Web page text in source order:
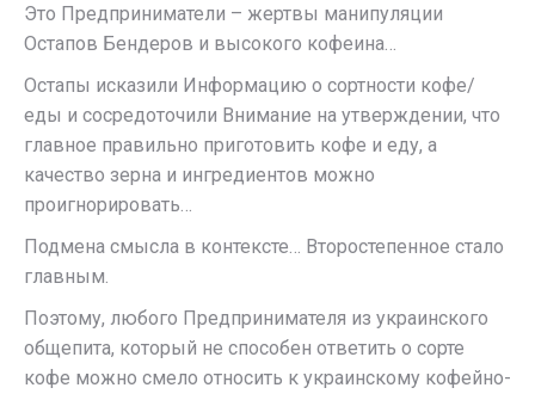
Это Предприниматели – жертвы манипуляции
Остапов Бендеров и высокого кофеина…
Остапы исказили Информацию о сортности кофе/
еды и сосредоточили Внимание на утверждении, что
главное правильно приготовить кофе и еду, а
качество зерна и ингредиентов можно
проигнорировать…
Подмена смысла в контексте… Второстепенное стало
главным.
Поэтому, любого Предпринимателя из украинского
общепита, который не способен ответить о сорте
кофе можно смело относить к украинскому кофейно-